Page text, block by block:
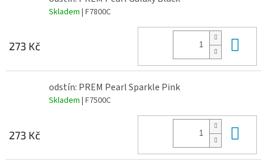
Skladem | F7800C
273 Kč
odstín: PREM Pearl Sparkle Pink
Skladem | F7500C
273 Kč